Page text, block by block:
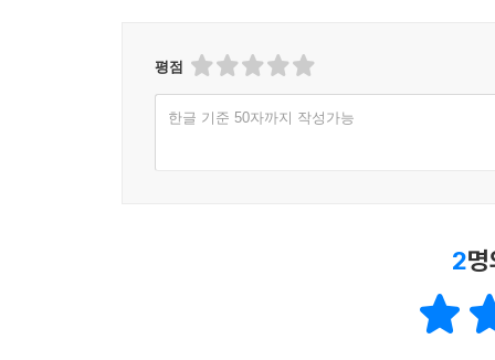
평점
한글 기준 50자까지 작성가능
2